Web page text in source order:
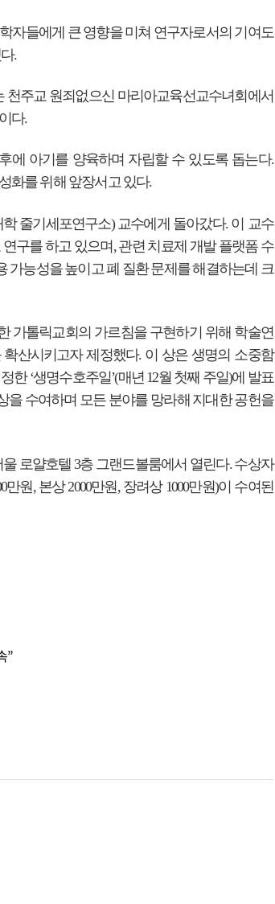
자들에게 큰 영향을 미쳐 연구자로서의 기여도
.
천주교 원죄없으신 마리아교육선교수녀회에서
다.
에 아기를 양육하며 자립할 수 있도록 돕는다.
화를 위해 앞장서고 있다.
줄기세포연구소) 교수에게 돌아갔다. 이 교수
구를 하고 있으며, 관련 치료제 개발 플랫폼 수
가능성을 높이고 폐 질환 문제를 해결하는데 크
가톨릭교회의 가르침을 구현하기 위해 학술연
산시키고자 제정했다. 이 상은 생명의 소중함
‘생명수호주일’(매년 12월 첫째 주일)에 발표
을 수여하며 모든 분야를 망라해 지대한 공헌을
로얄호텔 3층 그랜드볼룸에서 열린다. 수상자
원, 본상 2000만원, 장려상 1000만원)이 수여된
”